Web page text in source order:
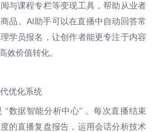
与课程专栏等变现工具，帮助从业者
品。AI助手可以在直播中自动回答常
学员报名，让创作者能更专注于内容
效价值转化。
优化系统
数据智能分析中心” 。每次直播结束
的直播复盘报告，运用会话分析技术